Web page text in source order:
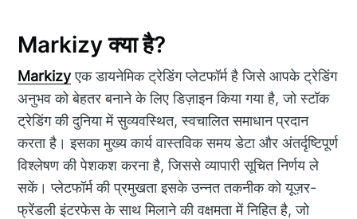
Markizy क्या है?
Markizyएक डायनेमिक ट्रेडिंग प्लेटफॉर्म है जिसे आपके ट्रेडिंग
अनुभव को बेहतर बनाने के लिए डिज़ाइन किया गया है, जो स्टॉक
ट्रेडिंग की दुनिया में सुव्यवस्थित, स्वचालित समाधान प्रदान
करता है। इसका मुख्य कार्य वास्तविक समय डेटा और अंतर्दृष्टिपूर्ण
विश्लेषण की पेशकश करना है, जिससे व्यापारी सूचित निर्णय ले
सकें। प्लेटफॉर्म की प्रमुखता इसके उन्नत तकनीक को यूज़र-
फ्रेंडली इंटरफेस के साथ मिलाने की वक्षमता में निहित है, जो